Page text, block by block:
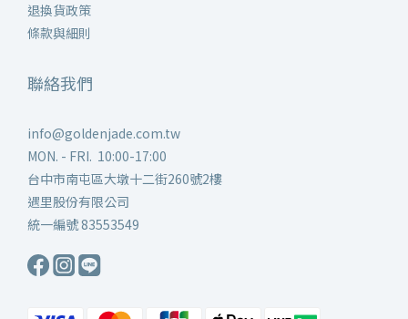
退換貨政策
條款與細則
聯絡我們
info@goldenjade.com.tw
MON. - FRI. 10:00-17:00
台中市南屯區大墩十二街260號2樓
遇里股份有限公司
統一編號 83553549